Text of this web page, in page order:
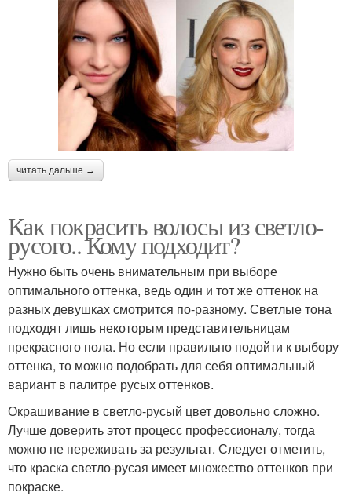
читать дальше →
Как покрасить волосы из светло-
русого.. Кому подходит?
Нужно быть очень внимательным при выборе
оптимального оттенка, ведь один и тот же оттенок на
разных девушках смотрится по-разному. Светлые тона
подходят лишь некоторым представительницам
прекрасного пола. Но если правильно подойти к выбору
оттенка, то можно подобрать для себя оптимальный
вариант в палитре русых оттенков.
Окрашивание в светло-русый цвет довольно сложно.
Лучше доверить этот процесс профессионалу, тогда
можно не переживать за результат. Следует отметить,
что краска светло-русая имеет множество оттенков при
покраске.